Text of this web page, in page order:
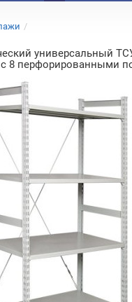
универсальный
с 8 перфорированными